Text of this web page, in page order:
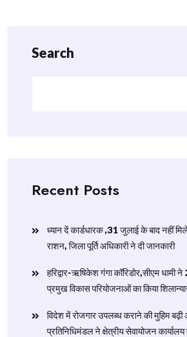
Search
Recent Posts
ध्यान दें कार्डधारक ,31 जुलाई के बाद नहीं
राशन, जिला पूर्ति अधिकारी ने दी जानकारी
हरिद्वार-ऋषिकेश गंगा कॉरिडोर,सीएम धामी
प्रमुख विकास परियोजनाओं का किया
विदेश में रोजगार उपलब्ध कराने की मुहिम बढ़ी
प्रतिनिधिमंडल ने क्षेत्रीय सेवायोजन